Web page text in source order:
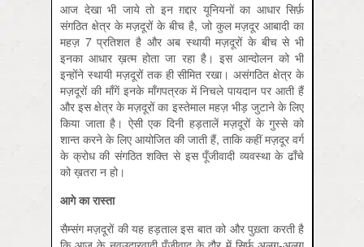
आज देखा भी जाये तो इन ग़द्दार यूनियनों का आधार सिर्फ़
संगठित क्षेत्र के मज़दूरों के बीच है, जो कुल मज़दूर आबादी का
महज़ 7 प्रतिशत है और अब स्थायी मज़दूरों के बीच से भी
इनका आधार ख़त्म होता जा रहा है। इस आन्दोलन को भी
इन्होंने स्थायी मज़दूरों तक ही सीमित रखा। असंगठित क्षेत्र के
मज़दूरों की माँगें इनके माँगपत्रक में निचले पायदान पर आती हैं
और इस क्षेत्र के मज़दूरों का इस्तेमाल महज़ भीड़ जुटाने के लिए
किया जाता है। ऐसी एक दिनी हड़तालें मज़दूरों के गुस्से को
शान्त करने के लिए आयोजित की जाती हैं, ताकि कहीं मज़दूर वर्ग
के क्रोध की संगठित शक्ति से इस पूँजीवादी व्यवस्था के ढाँचे
को ख़तरा न हो।
आगेकारास्ता
सैम्संग मज़दूरों की यह हड़ताल इस बात को और पुख़्ता करती है